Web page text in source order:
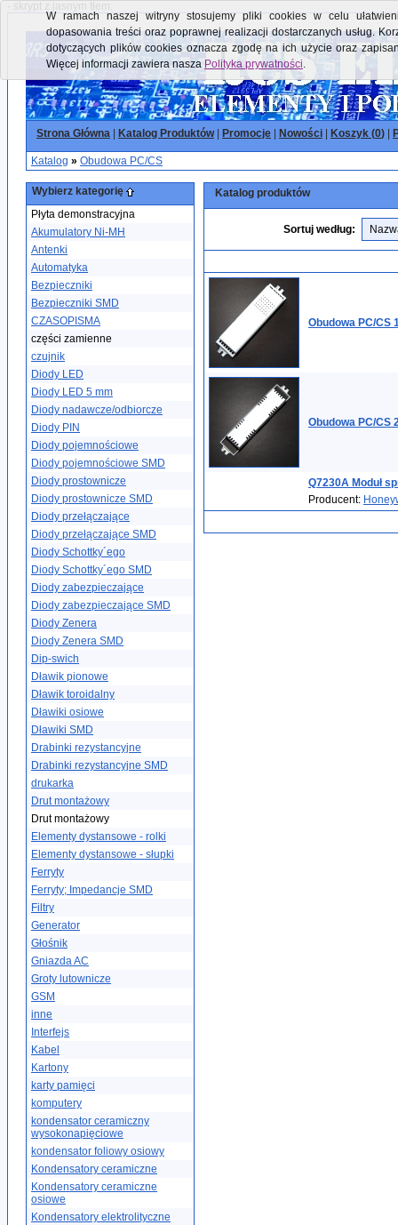
- skrypt z jasnym tłem:
Strona Główna Katalog Produktów| Promocje Nowości Koszyk (0)
Katalog » Obudowa PC/CS
Wybierz kategorię
Płyta demonstracyjna
Akumulatory Ni-MH
Antenki
Automatyka
Bezpieczniki
Bezpieczniki SMD
CZASOPISMA
części zamienne
czujnik
Diody LED
Diody LED 5 mm
Diody nadawcze/odbiorcze
Diody PIN
Diody pojemnościowe
Diody pojemnościowe SMD
Diody prostownicze
Diody prostownicze SMD
Diody przełączające
Diody przełączające SMD
Diody Schottky´ego
Diody Schottky´ego SMD
Diody zabezpieczające
Diody zabezpieczające SMD
Diody Zenera
Diody Zenera SMD
Dip-swich
Dławik pionowe
Dławik toroidalny
Dławiki osiowe
Dławiki SMD
Drabinki rezystancyjne
Drabinki rezystancyjne SMD
drukarka
Drut montażowy
Drut montażowy
Elementy dystansowe - rolki
Elementy dystansowe - słupki
Ferryty
Ferryty; Impedancje SMD
Filtry
Generator
Głośnik
Gniazda AC
Groty lutownicze
GSM
inne
Interfejs
Kabel
Kartony
karty pamięci
komputery
kondensator ceramiczny
wysokonapięciowe
kondensator foliowy osiowy
Kondensatory ceramiczne
Kondensatory ceramiczne
osiowe
Kondensatory elektrolityczne
Katalog produktów
Sortuj według:
Obudowa PC/CS
Obudowa PC/CS
Q7230A Moduł
Producent:
W ramach naszej witryny stosujemy pliki cookies w celu
dopasowania treści oraz poprawnej realizacji dostarczanych usług.
dotyczących plików cookies oznacza zgodę na ich użycie oraz
Więcej informacji zawiera nasza Polityka prywatności.